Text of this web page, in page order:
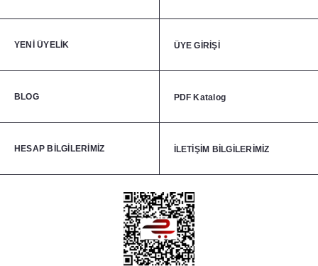
YENİ ÜYELİK ÜYE GİRİŞİ
BLOG PDF Katalog
HESAP BİLGİLERİMİZ İLETİŞİM BİLGİLERİMİZ